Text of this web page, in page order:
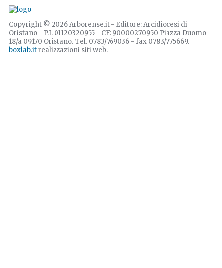
Copyright © 2026 Arborense.it - Editore: Arcidiocesi di
Oristano - P.I. 01120320955 - CF: 90000270950 Piazza Duomo
18/a 09170 Oristano. Tel. 0783/769036 - fax 0783/775669.
boxlab.itrealizzazioni siti web.